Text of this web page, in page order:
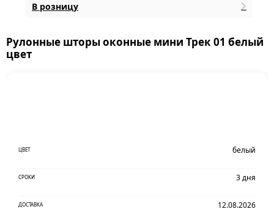
В розницу
Рулонные шторы оконные мини Трек 01 белый
цвет
ЦВЕТ белый
СРОКИ 3 дня
ДОСТАВКА 12.08.2026